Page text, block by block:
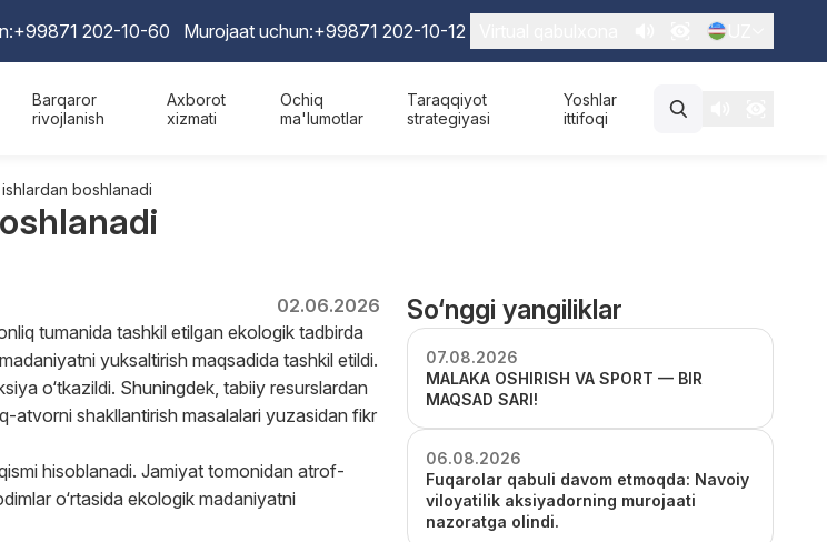
+99871 202-10-60 Murojaat uchun:+99871 202-10-12
Barqaror
rivojlanish
Axborot
xizmati
Ochiq
ma'lumotlar
Taraqqiyot
strategiyasi
Yoshlar
ittifoqi
boshlanadi
02.06.2026
tumanida tashkil etilgan ekologik tadbirda
yuksaltirish maqsadida tashkil etildi.
o‘tkazildi. Shuningdek, tabiiy resurslardan
atvorni shakllantirish masalalari yuzasidan fikr
hisoblanadi. Jamiyat tomonidan atrof-
o‘rtasida ekologik madaniyatni
So‘nggi yangiliklar
07.08.2026
MALAKA OSHIRISH VA SPORT — BIR
MAQSAD SARI!
06.08.2026
Fuqarolar qabuli davom etmoqda: Navoiy
viloyatilik aksiyadorning murojaati
nazoratga olindi.